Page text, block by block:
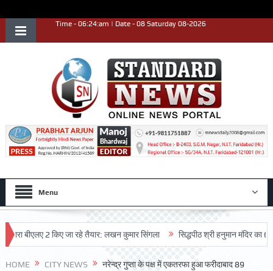
Time - 06:24:am | Date - 08 Saturday 08-2026
Menu
बीएलए 2 किए जा रहे तैयार: लखन कुमार सिंगला सिद्धपीठ श्री हनुमान मंदिर का 68वां
HOME CITY NEWS
नरेन्द्र गुप्ता के पक्ष में एकतरफा हुआ फरीदाबाद 89